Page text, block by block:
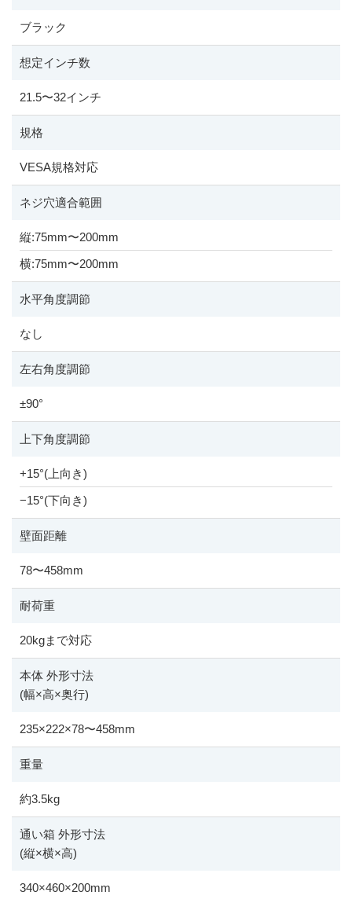
ブラック
想定インチ数
21.5〜32インチ
規格
VESA規格対応
ネジ穴適合範囲
縦:75mm〜200mm
横:75mm〜200mm
水平角度調節
なし
左右角度調節
±90°
上下角度調節
+15°(上向き)
−15°(下向き)
壁面距離
78〜458mm
耐荷重
20kgまで対応
本体 外形寸法
(幅×高×奥行)
235×222×78〜458mm
重量
約3.5kg
通い箱 外形寸法
(縦×横×高)
340×460×200mm